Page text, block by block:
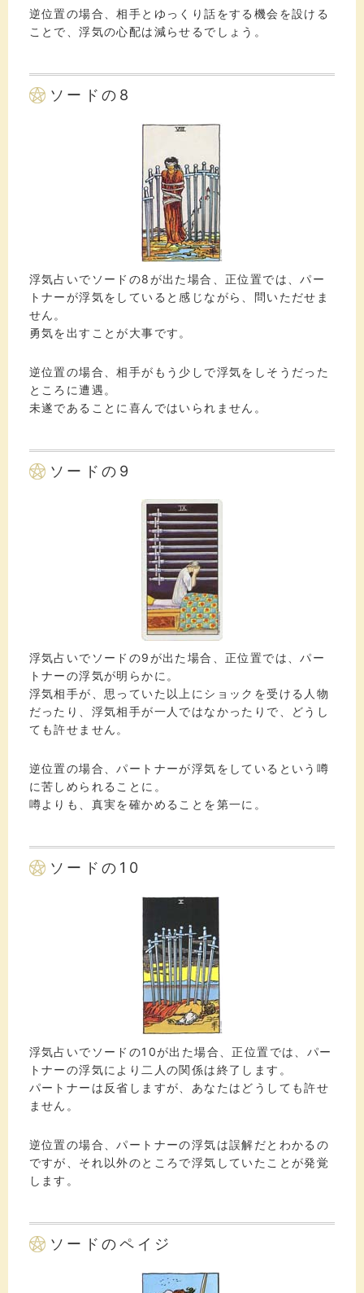
逆位置の場合、相手とゆっくり話をする機会を設ける
ことで、浮気の心配は減らせるでしょう。
ソードの8
浮気占いでソードの8が出た場合、正位置では、パー
トナーが浮気をしていると感じながら、問いただせま
せん。
勇気を出すことが大事です。
逆位置の場合、相手がもう少しで浮気をしそうだった
ところに遭遇。
未遂であることに喜んではいられません。
ソードの9
浮気占いでソードの9が出た場合、正位置では、パー
トナーの浮気が明らかに。
浮気相手が、思っていた以上にショックを受ける人物
だったり、浮気相手が一人ではなかったりで、どうし
ても許せません。
逆位置の場合、パートナーが浮気をしているという噂
に苦しめられることに。
噂よりも、真実を確かめることを第一に。
ソードの10
浮気占いでソードの10が出た場合、正位置では、パー
トナーの浮気により二人の関係は終了します。
パートナーは反省しますが、あなたはどうしても許せ
ません。
逆位置の場合、パートナーの浮気は誤解だとわかるの
ですが、それ以外のところで浮気していたことが発覚
します。
ソードのペイジ